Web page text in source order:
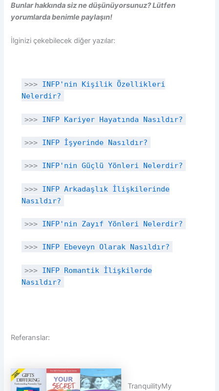
Bunlar hakkında siz ne düşünüyorsunuz? Lütfen
yorumlarda benimle paylaşın!
İlginizi çekebilecek diğer yazılar:
>>> INFP'nin Kişilik Özellikleri
Nelerdir?
>>> INFP Kariyer Hayatında Nasıldır?
>>> INFP İşyerinde Nasıldır?
>>> INFP'nin Güçlü Yönleri Nelerdir?
>>> INFP Arkadaşlık İlişkilerinde
Nasıldır?
>>> INFP'nin Zayıf Yönleri Nelerdir?
>>> INFP Ebeveyn Olarak Nasıldır?
>>> INFP Romantik İlişkilerde
Nasıldır?
Referanslar:
TranquilityMy